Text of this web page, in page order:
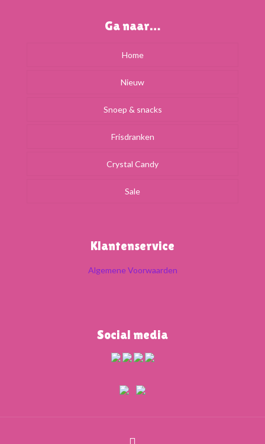
Ga naar…
Home
Nieuw
Snoep & snacks
Frisdranken
Crystal Candy
Sale
Klantenservice
Algemene Voorwaarden
Social media